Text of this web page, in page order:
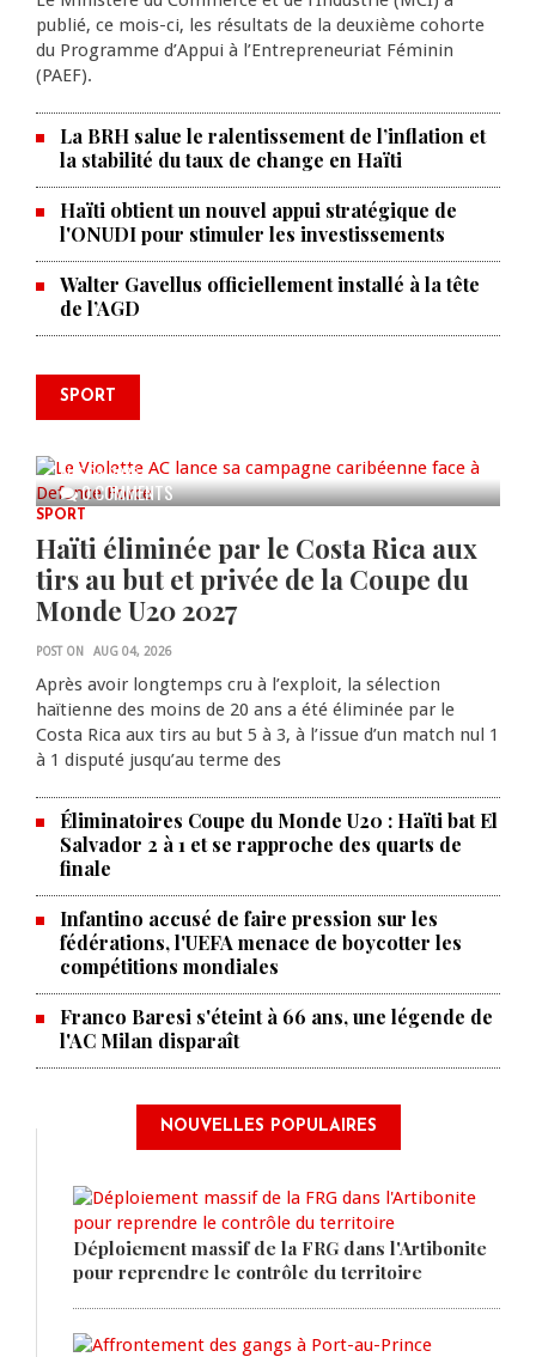
publié, ce mois-ci, les résultats de la deuxième cohorte
du Programme d’Appui à l’Entrepreneuriat Féminin
(PAEF).
La BRH salue le ralentissement de l’inflation et
la stabilité du taux de change en Haïti
Haïti obtient un nouvel appui stratégique de
l'ONUDI pour stimuler les investissements
Walter Gavellus officiellement installé à la tête
de l’AGD
SPORT
0 COMMENTS
Le Violette AC lance sa campagne
AUG 04, 2026
SPORT
Haïti éliminée par le Costa Rica aux
tirs au but et privée de la Coupe du
Monde U20 2027
POST ON AUG 04, 2026
Après avoir longtemps cru à l’exploit, la sélection
haïtienne des moins de 20 ans a été éliminée par le
Costa Rica aux tirs au but 5 à 3, à l’issue d’un match nul 1
à 1 disputé jusqu’au terme des
Éliminatoires Coupe du Monde U20 : Haïti bat El
Salvador 2 à 1 et se rapproche des quarts de
finale
Infantino accusé de faire pression sur les
fédérations, l'UEFA menace de boycotter les
compétitions mondiales
Franco Baresi s'éteint à 66 ans, une légende de
l'AC Milan disparaît
NOUVELLES POPULAIRES
Déploiement massif de la FRG dans l'Artibonite
pour reprendre le contrôle du territoire